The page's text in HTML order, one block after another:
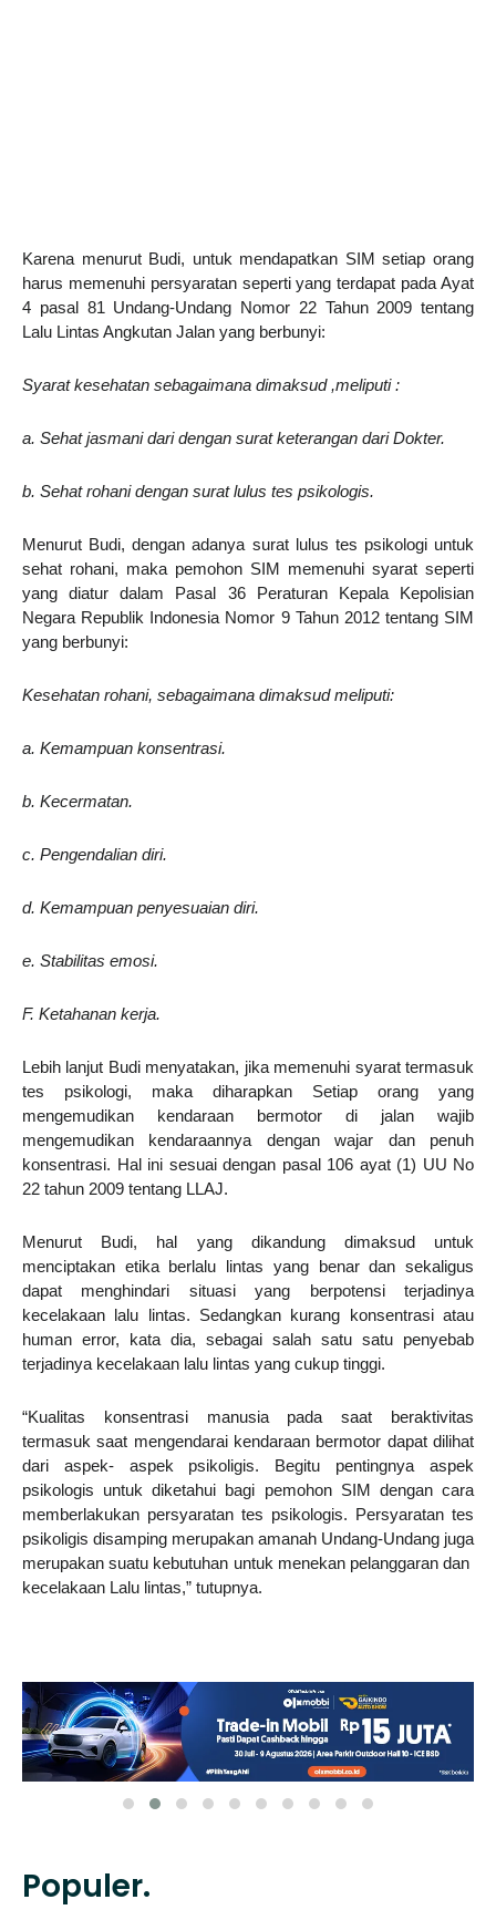
Karena menurut Budi, untuk mendapatkan SIM setiap orang
harus memenuhi persyaratan seperti yang terdapat pada Ayat
4 pasal 81 Undang-Undang Nomor 22 Tahun 2009 tentang
Lalu Lintas Angkutan Jalan yang berbunyi:
Syarat kesehatan sebagaimana dimaksud ,meliputi :
a. Sehat jasmani dari dengan surat keterangan dari Dokter.
b. Sehat rohani dengan surat lulus tes psikologis.
Menurut Budi, dengan adanya surat lulus tes psikologi untuk
sehat rohani, maka pemohon SIM memenuhi syarat seperti
yang diatur dalam Pasal 36 Peraturan Kepala Kepolisian
Negara Republik Indonesia Nomor 9 Tahun 2012 tentang SIM
yang berbunyi:
Kesehatan rohani, sebagaimana dimaksud meliputi:
a. Kemampuan konsentrasi.
b. Kecermatan.
c. Pengendalian diri.
d. Kemampuan penyesuaian diri.
e. Stabilitas emosi.
F. Ketahanan kerja.
Lebih lanjut Budi menyatakan, jika memenuhi syarat termasuk
tes psikologi, maka diharapkan Setiap orang yang
mengemudikan kendaraan bermotor di jalan wajib
mengemudikan kendaraannya dengan wajar dan penuh
konsentrasi. Hal ini sesuai dengan pasal 106 ayat (1) UU No
22 tahun 2009 tentang LLAJ.
Menurut Budi, hal yang dikandung dimaksud untuk
menciptakan etika berlalu lintas yang benar dan sekaligus
dapat menghindari situasi yang berpotensi terjadinya
kecelakaan lalu lintas. Sedangkan kurang konsentrasi atau
human error, kata dia, sebagai salah satu satu penyebab
terjadinya kecelakaan lalu lintas yang cukup tinggi.
“Kualitas konsentrasi manusia pada saat beraktivitas
termasuk saat mengendarai kendaraan bermotor dapat dilihat
dari aspek- aspek psikoligis. Begitu pentingnya aspek
psikologis untuk diketahui bagi pemohon SIM dengan cara
memberlakukan persyaratan tes psikologis. Persyaratan tes
psikoligis disamping merupakan amanah Undang-Undang juga
merupakan suatu kebutuhan untuk menekan pelanggaran dan
kecelakaan Lalu lintas,” tutupnya.
Populer.